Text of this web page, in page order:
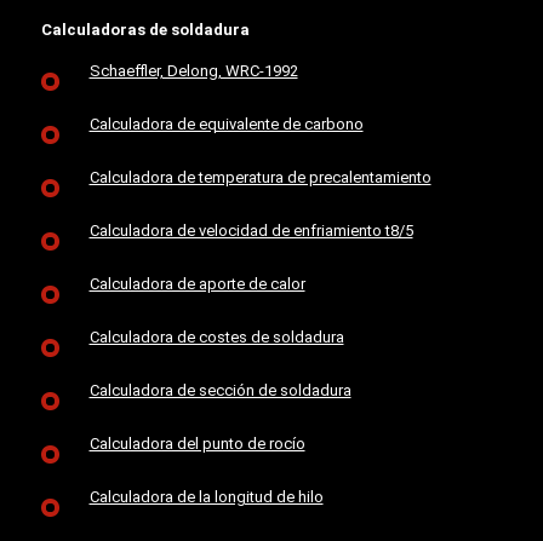
Calculadoras de soldadura
Schaeffler, Delong, WRC-1992
Calculadora de equivalente de carbono
Calculadora de temperatura de precalentamiento
Calculadora de velocidad de enfriamiento t8/5
Calculadora de aporte de calor
Calculadora de costes de soldadura
Calculadora de sección de soldadura
Calculadora del punto de rocío
Calculadora de la longitud de hilo